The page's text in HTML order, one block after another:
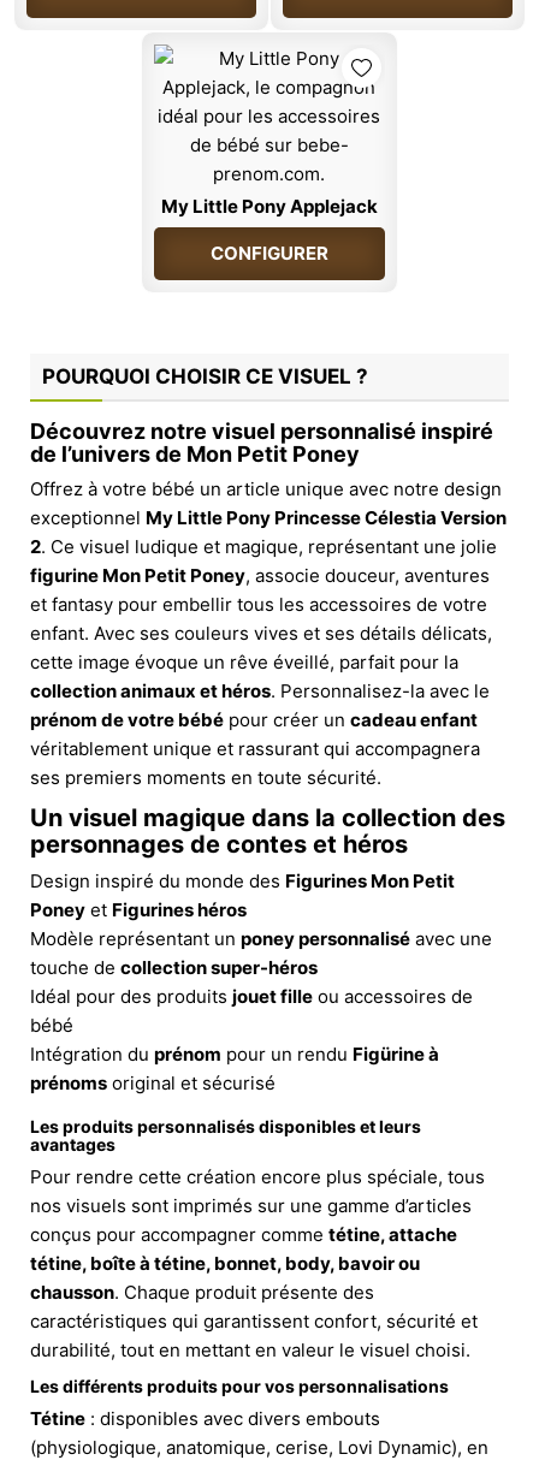
My Little Pony Applejack
CONFIGURER
POURQUOI CHOISIR CE VISUEL ?
Découvrez notre visuel personnalisé inspiré
de l’univers de Mon Petit Poney
Offrez à votre bébé un article unique avec notre design
exceptionnel My Little Pony Princesse Célestia Version
2. Ce visuel ludique et magique, représentant une jolie
figurine Mon Petit Poney, associe douceur, aventures
et fantasy pour embellir tous les accessoires de votre
enfant. Avec ses couleurs vives et ses détails délicats,
cette image évoque un rêve éveillé, parfait pour la
collection animaux et héros. Personnalisez-la avec le
prénom de votre bébé pour créer un cadeau enfant
véritablement unique et rassurant qui accompagnera
ses premiers moments en toute sécurité.
Un visuel magique dans la collection des
personnages de contes et héros
Design inspiré du monde des Figurines Mon Petit
Poney et Figurines héros
Modèle représentant un poney personnalisé avec une
touche de collection super-héros
Idéal pour des produits jouet fille ou accessoires de
bébé
Intégration du prénom pour un rendu Figürine à
prénoms original et sécurisé
Les produits personnalisés disponibles et leurs
avantages
Pour rendre cette création encore plus spéciale, tous
nos visuels sont imprimés sur une gamme d’articles
conçus pour accompagner comme tétine, attache
tétine, boîte à tétine, bonnet, body, bavoir ou
chausson. Chaque produit présente des
caractéristiques qui garantissent confort, sécurité et
durabilité, tout en mettant en valeur le visuel choisi.
Les différents produits pour vos personnalisations
Tétine : disponibles avec divers embouts
(physiologique, anatomique, cerise, Lovi Dynamic), en